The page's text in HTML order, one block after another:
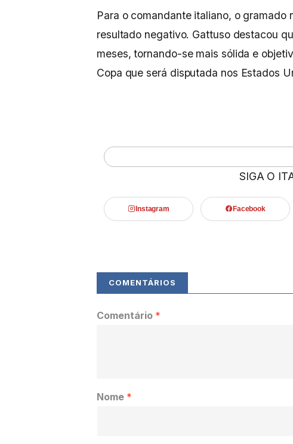
Para o comandante italiano, o gramado
resultado negativo. Gattuso destacou
meses, tornando-se mais sólida e
Copa que será disputada nos Estados
SIGA O
Instagram Facebook
Comentário *
Nome *